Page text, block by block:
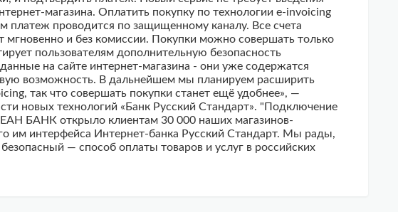
магазина. Оплатить покупку по технологии e-invoicing
платеж проводится по защищенному каналу. Все счета
и без комиссии. Покупки можно совершать только
пользователям дополнительную безопасность
на сайте интернет-магазина - они уже содержатся
возможность. В дальнейшем мы планируем расширить
так что совершать покупки станет ещё удобнее», —
новых технологий «Банк Русский Стандарт». "Подключение
БАНК открыло клиентам 30 000 наших магазинов-
им интерфейса Интернет-банка Русский Стандарт. Мы рады,
— способ оплаты товаров и услуг в российских